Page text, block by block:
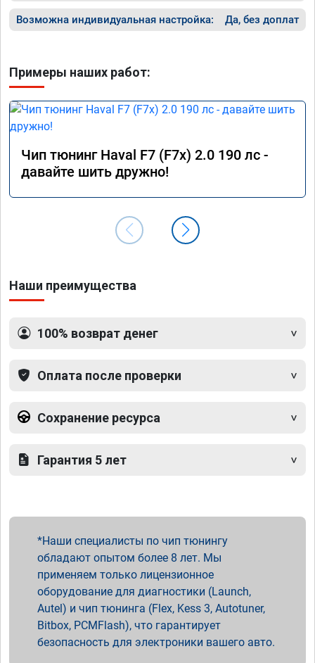
Возможна индивидуальная настройка: Да, без доплат
Примеры наших работ:
Чип тюнинг Haval F7 (F7x) 2.0 190 лс -
давайте шить дружно!
Наши преимущества
100% возврат денег
Оплата после проверки
Сохранение ресурса
Гарантия 5 лет
Наши специалисты по чип тюнингу
обладают опытом более 8 лет. Мы
применяем только лицензионное
оборудование для диагностики (Launch,
Autel) и чип тюнинга (Flex, Kess 3, Autotuner,
Bitbox, PCMFlash), что гарантирует
безопасность для электроники вашего авто.